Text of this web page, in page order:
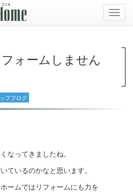
ォームしません
フブログ
なってきましたね。
ているのかなと思います。
ームではリフォームにも力を